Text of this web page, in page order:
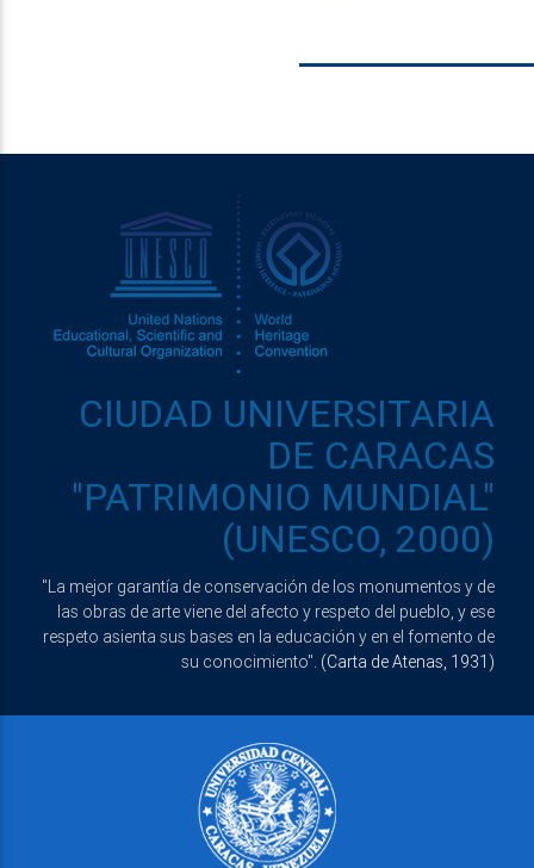
CIUDAD UNIVERSITARIA
DE CARACAS
"PATRIMONIO MUNDIAL"
(UNESCO, 2000)
"La mejor garantía de conservación de los monumentos y de
las obras de arte viene del afecto y respeto del pueblo, y ese
respeto asienta sus bases en la educación y en el fomento de
su conocimiento". (Carta de Atenas, 1931)